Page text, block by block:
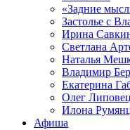
«Задние
Застолье с
Ирина
Светлана
Наталья
Владимир
Екатерина
Олег
Илона
Афиша